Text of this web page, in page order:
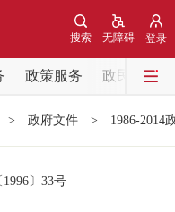
登录
无障碍
搜索
政策服务
政民互动
> 政府文件 > 1986-2014
1996〕 33号